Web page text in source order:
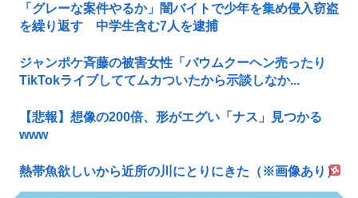
「グレーな案件やるか」闇バイトで少年を集め侵入窃盗
を繰り返す 中学生含む7人を逮捕
ジャンポケ斉藤の被害女性「バウムクーヘン売ったり
TikTokライブしててムカついたから示談しなか...
【悲報】想像の200倍、形がエグい「ナス」見つかる
www
熱帯魚欲しいから近所の川にとりにきた（※画像あり）